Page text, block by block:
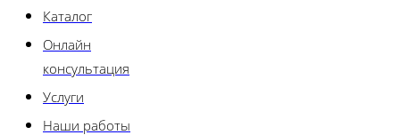
Каталог
Онлайн
консультация
Услуги
Наши работы